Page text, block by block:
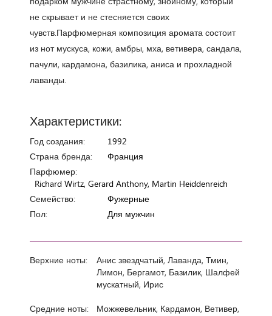
не скрывает и не стесняется своих
чувств.Парфюмерная композиция аромата состоит
из нот мускуса, кожи, амбры, мха, ветивера, сандала,
пачули, кардамона, базилика, аниса и прохладной
лаванды.
Характеристики:
Год создания:
1992
Страна бренда:
Франция
Парфюмер:
Richard Wirtz, Gerard Anthony, Martin Heiddenreich
Семейство:
Фужерные
Пол:
Для мужчин
Верхние ноты:
Анис звездчатый, Лаванда, Тмин,
Лимон, Бергамот, Базилик, Шалфей
мускатный, Ирис
Средние ноты:
Можжевельник, Кардамон, Ветивер,